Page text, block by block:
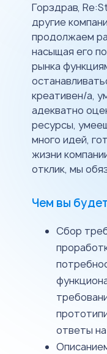
Горздрав,
другие
продолжаем
насыщая его
рынка
креативен/а,
адекватно
ресурсы,
много идей,
жизни
отклик, мы
Чем вы
Сбор
ответы